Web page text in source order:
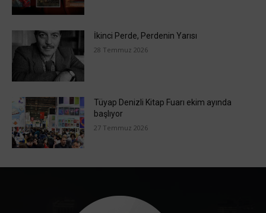
İkinci Perde, Perdenin Yarısı
28 Temmuz 2026
Tüyap Denizli Kitap Fuarı ekim ayında
başlıyor
27 Temmuz 2026